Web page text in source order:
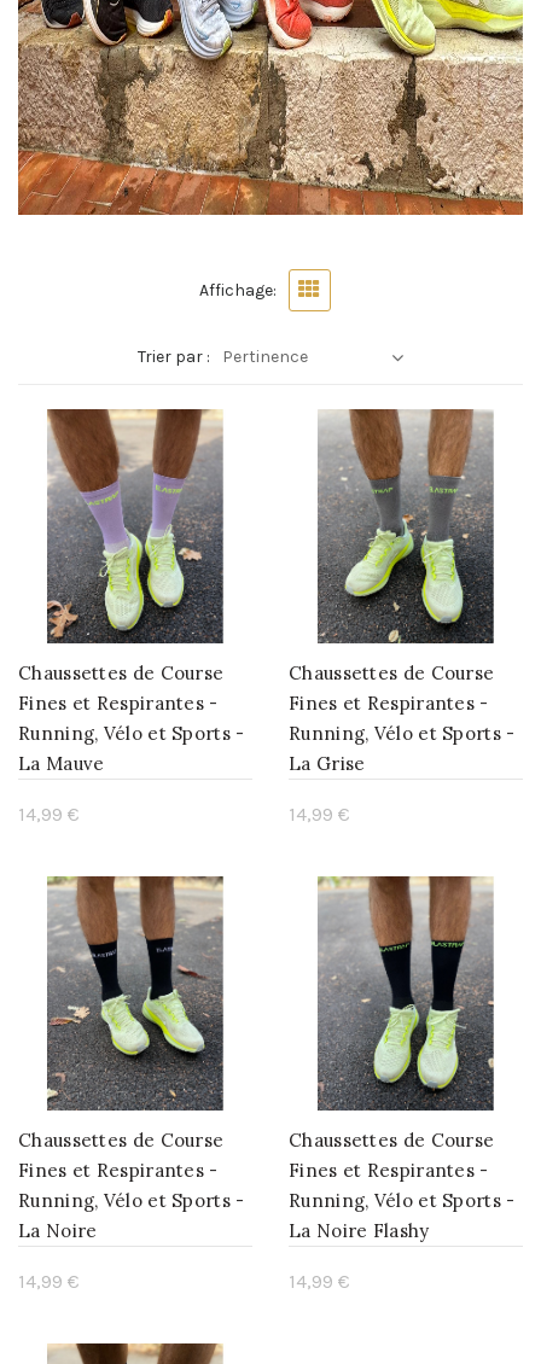
Affichage:
Trier par : Pertinence
Chaussettes de Course
Fines et Respirantes -
Running, Vélo et Sports -
La Mauve
14,99 €
Chaussettes de Course
Fines et Respirantes -
Running, Vélo et Sports -
La Grise
14,99 €
Chaussettes de Course
Fines et Respirantes -
Running, Vélo et Sports -
La Noire
14,99 €
Chaussettes de Course
Fines et Respirantes -
Running, Vélo et Sports -
La Noire Flashy
14,99 €